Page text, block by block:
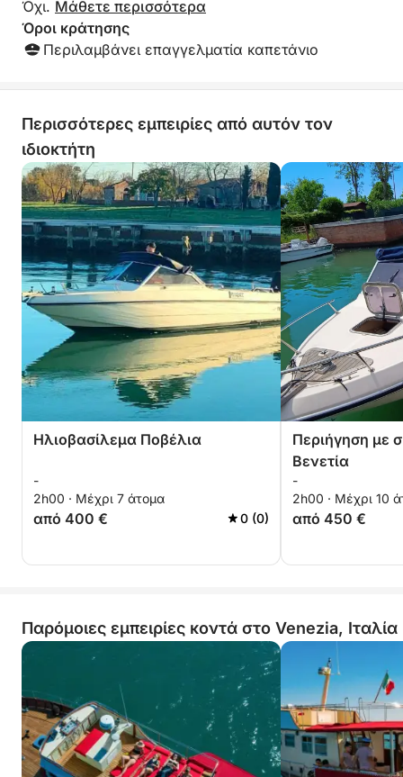
Όχι. Μάθετε περισσότερα
Όροι κράτησης
Περιλαμβάνει επαγγελματία καπετάνιο
Περισσότερες εμπειρίες από αυτόν τον
ιδιοκτήτη
Ηλιοβασίλεμα Ποβέλια
-
2h00 · Μέχρι 7 άτομα
από 400 € 0 (0)
Περιήγηση με
Βενετία
-
2h00 · Μέχρι 10
από 450 €
Παρόμοιες εμπειρίες κοντά στο Venezia, Ιταλία